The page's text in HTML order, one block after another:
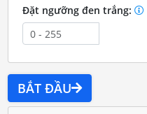
Đặt ngưỡng đen trắng:
BẮT ĐẦU